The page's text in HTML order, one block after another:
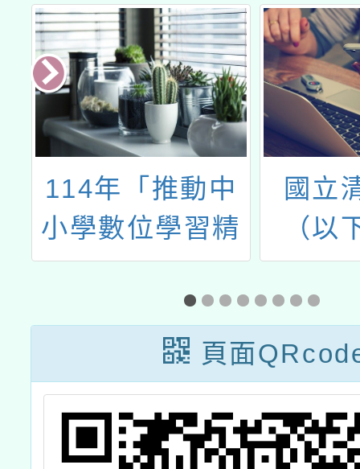
級經營之實
踐」師資培
訓公文
114年「推動中
小學數位學習精
進方案」教師增
能研習「B3數位
教學指引培力工
作坊」
國立
（以
大）
小學
職教
頁面